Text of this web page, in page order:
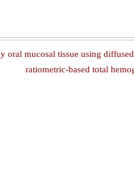
oral mucosal tissue using
ratiometric-based total